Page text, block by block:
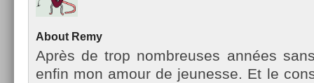
About Remy
Après de trop nombreuses années
enfin mon amour de jeunes­se. Et le